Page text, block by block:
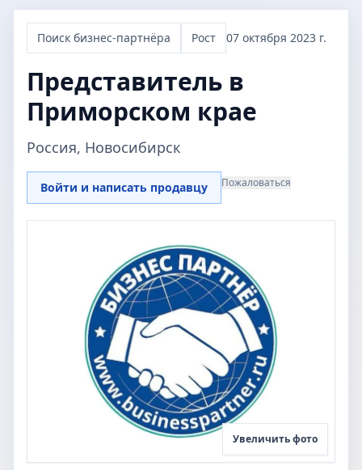
Поиск бизнес-партнёра Рост 07 октября 2023 г.
Представитель в
Приморском крае
Россия, Новосибирск
Войти и написать продавцу Пожаловаться
Увеличить фото